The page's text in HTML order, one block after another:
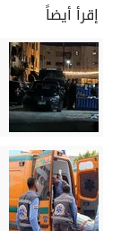
إقرأ أيضاً